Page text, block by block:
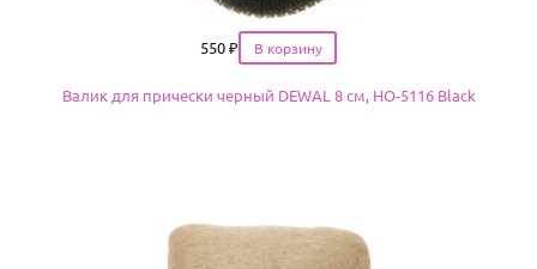
Цена
550 ₽
Валик для прически черный DEWAL 8 см, HO-5116 Black